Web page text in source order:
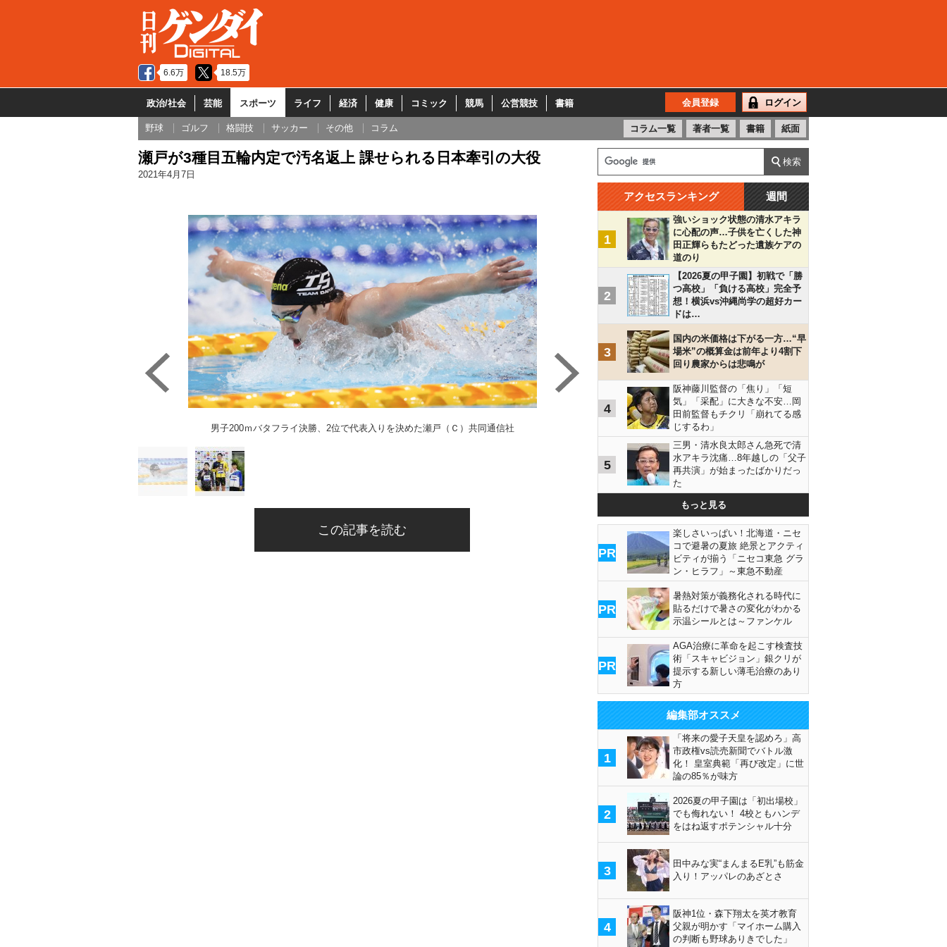
6.6万 18.5万
政治/社会 芸能 スポーツ ライフ 経済 健康 コミック 競馬 公営競技 書籍 会員登録 ログイン
野球 ゴルフ 格闘技 サッカー その他 コラム コラム一覧 著者一覧 書籍 紙面
瀬戸が3種目五輪内定で汚名返上 課せられる日本牽引の大役
2021年4月7日
男子200ｍバタフライ決勝、2位で代表入りを決めた瀬戸（Ｃ）共同通信社
社
この記事を読む
アクセスランキング 週間
1
強いショック状態の清水アキラ
に心配の声…子供を亡くした神
田正輝らもたどった遺族ケアの
道のり
2
【2026夏の甲子園】初戦で「勝
つ高校」「負ける高校」完全予
想！横浜vs沖縄尚学の超好カー
ドは…
3
国内の米価格は下がる一方…“早
場米”の概算金は前年より4割下
回り農家からは悲鳴が
4
阪神藤川監督の「焦り」「短
気」「采配」に大きな不安…岡
田前監督もチクリ「崩れてる感
じするわ」
5
三男・清水良太郎さん急死で清
水アキラ沈痛…8年越しの「父子
再共演」が始まったばかりだっ
た
もっと見る
PR
楽しさいっぱい！北海道・ニセ
コで避暑の夏旅 絶景とアクティ
ビティが揃う「ニセコ東急 グラ
ン・ヒラフ」～東急不動産
PR
暑熱対策が義務化される時代に
貼るだけで暑さの変化がわかる
示温シールとは～ファンケル
PR
AGA治療に革命を起こす検査技
術「スキャビジョン」銀クリが
提示する新しい薄毛治療のあり
方
編集部オススメ
1
「将来の愛子天皇を認めろ」高
市政権vs読売新聞でバトル激
化！ 皇室典範「再び改定」に世
論の85％が味方
2
2026夏の甲子園は「初出場校」
でも侮れない！ 4校ともハンデ
をはね返すポテンシャル十分
3
田中みな実“まんまるE乳”も筋金
入り！アッパレのあざとさ
4
阪神1位・森下翔太を英才教育
父親が明かす「マイホーム購入
の判断も野球ありきでした」